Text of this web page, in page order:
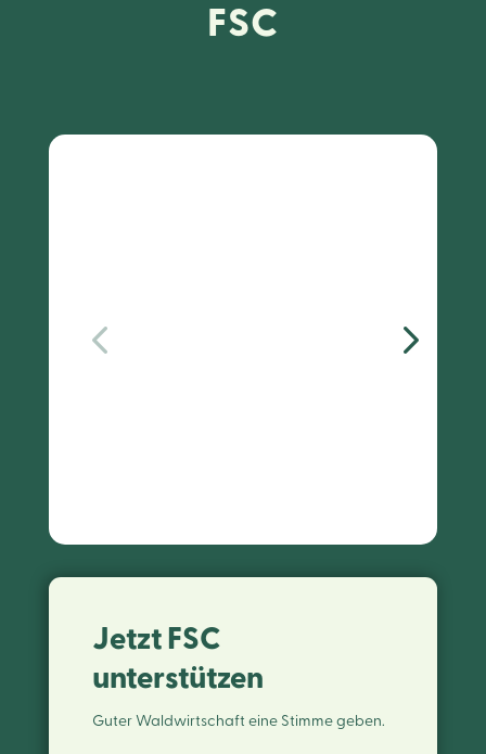
FSC
Jetzt FSC
unterstützen
Guter Waldwirtschaft eine Stimme geben.